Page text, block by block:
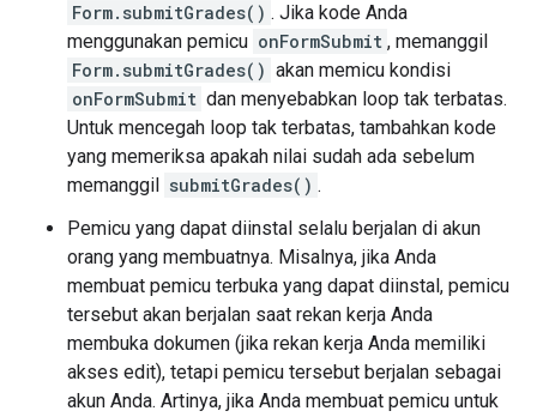
Form.submitGrades() . Jika kode Anda
menggunakan pemicu onFormSubmit , memanggil
Form.submitGrades() akan memicu kondisi
onFormSubmit dan menyebabkan loop tak terbatas.
Untuk mencegah loop tak terbatas, tambahkan kode
yang memeriksa apakah nilai sudah ada sebelum
memanggil submitGrades() .
Pemicu yang dapat diinstal selalu berjalan di akun
orang yang membuatnya. Misalnya, jika Anda
membuat pemicu terbuka yang dapat diinstal, pemicu
tersebut akan berjalan saat rekan kerja Anda
membuka dokumen (jika rekan kerja Anda memiliki
akses edit), tetapi pemicu tersebut berjalan sebagai
akun Anda. Artinya, jika Anda membuat pemicu untuk